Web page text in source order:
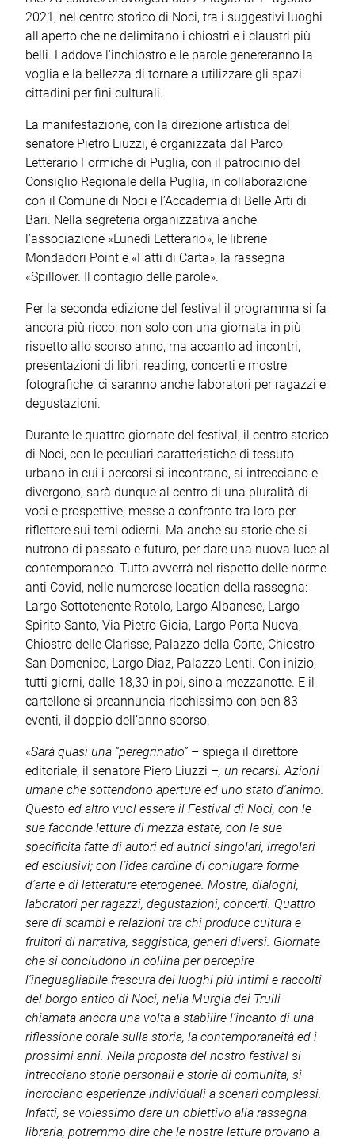
2021, nel centro storico di Noci, tra i suggestivi luoghi
all'aperto che ne delimitano i chiostri e i claustri più
belli. Laddove l'inchiostro e le parole genereranno la
voglia e la bellezza di tornare a utilizzare gli spazi
cittadini per fini culturali.
La manifestazione, con la direzione artistica del
senatore Pietro Liuzzi, è organizzata dal Parco
Letterario Formiche di Puglia, con il patrocinio del
Consiglio Regionale della Puglia, in collaborazione
con il Comune di Noci e l’Accademia di Belle Arti di
Bari. Nella segreteria organizzativa anche
l’associazione «Lunedì Letterario», le librerie
Mondadori Point e «Fatti di Carta», la rassegna
«Spillover. Il contagio delle parole».
Per la seconda edizione del festival il programma si fa
ancora più ricco: non solo con una giornata in più
rispetto allo scorso anno, ma accanto ad incontri,
presentazioni di libri, reading, concerti e mostre
fotografiche, ci saranno anche laboratori per ragazzi e
degustazioni.
Durante le quattro giornate del festival, il centro storico
di Noci, con le peculiari caratteristiche di tessuto
urbano in cui i percorsi si incontrano, si intrecciano e
divergono, sarà dunque al centro di una pluralità di
voci e prospettive, messe a confronto tra loro per
riflettere sui temi odierni. Ma anche su storie che si
nutrono di passato e futuro, per dare una nuova luce al
contemporaneo. Tutto avverrà nel rispetto delle norme
anti Covid, nelle numerose location della rassegna:
Largo Sottotenente Rotolo, Largo Albanese, Largo
Spirito Santo, Via Pietro Gioia, Largo Porta Nuova,
Chiostro delle Clarisse, Palazzo della Corte, Chiostro
San Domenico, Largo Diaz, Palazzo Lenti. Con inizio,
tutti giorni, dalle 18,30 in poi, sino a mezzanotte. E il
cartellone si preannuncia ricchissimo con ben 83
eventi, il doppio dell’anno scorso.
«Sarà quasi una “peregrinatio”– spiega il direttore
editoriale, il senatore Piero Liuzzi –, un recarsi. Azioni
umane che sottendono aperture ed uno stato d’animo.
Questo ed altro vuol essere il Festival di Noci, con le
sue faconde letture di mezza estate, con le sue
specificità fatte di autori ed autrici singolari, irregolari
ed esclusivi; con l’idea cardine di coniugare forme
d’arte e di letterature eterogenee. Mostre, dialoghi,
laboratori per ragazzi, degustazioni, concerti. Quattro
sere di scambi e relazioni tra chi produce cultura e
fruitori di narrativa, saggistica, generi diversi. Giornate
che si concludono in collina per percepire
l’ineguagliabile frescura dei luoghi più intimi e raccolti
del borgo antico di Noci, nella Murgia dei Trulli
chiamata ancora una volta a stabilire l’incanto di una
riflessione corale sulla storia, la contemporaneità ed i
prossimi anni. Nella proposta del nostro festival si
intrecciano storie personali e storie di comunità, si
incrociano esperienze individuali a scenari complessi.
Infatti, se volessimo dare un obiettivo alla rassegna
libraria, potremmo dire che le nostre letture provano a